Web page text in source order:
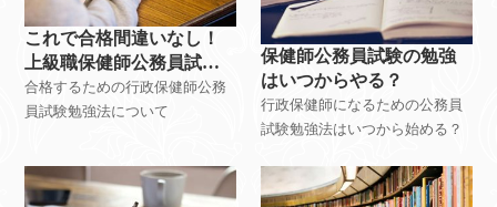
これで合格間違いなし！
上級職保健師公務員試験
勉強法
合格するための行政保健師公務
員試験勉強法について
保健師公務員試験の勉強
はいつからやる？
行政保健師になるための公務員
試験勉強法はいつから始める？